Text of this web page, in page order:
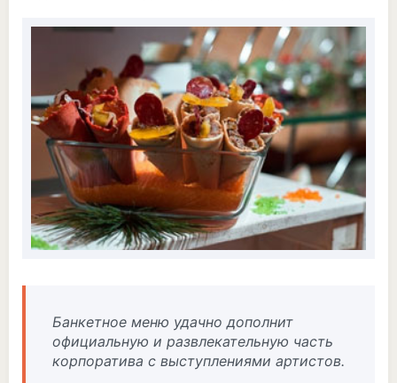
Банкетное меню удачно дополнит
официальную и развлекательную часть
корпоратива с выступлениями артистов.